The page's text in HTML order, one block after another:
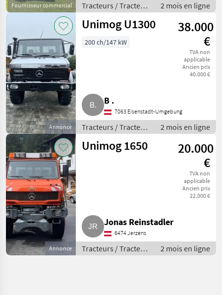
Fournisseur commercial
Tracteurs / Tracteurs
agricoles
2 mois en ligne
Annonce
Unimog U1300
38.000
€
TVA non
applicable
Ancien prix
40.000 €
200 ch/147 kW
B .
7063 Eisenstadt-Umgebung
Tracteurs / Tracteurs
agricoles
2 mois en ligne
Annonce
Unimog 1650
20.000
€
TVA non
applicable
Ancien prix
22.000 €
Jonas Reinstadler
6474 Jerzens
Tracteurs / Tracteurs
agricoles
2 mois en ligne